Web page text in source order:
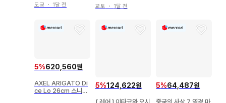
도쿄 ・ 1달 전 교토 ・ 1달 전
5%620,560원
AXEL ARIGATO Di
ce Lo 26cm 스니커
5%124,622원 5%64,487원